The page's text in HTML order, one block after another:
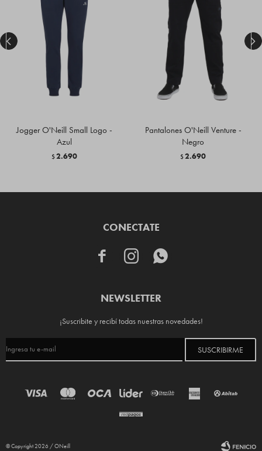
Jogger O'Neill Small Logo -
Azul
$2.690
Pantalones O'Neill Venture -
Negro
$2.690
 
CONECTATE
  
NEWSLETTER
¡Suscribite y recibí todas nuestras novedades!
SUSCRIBIRME
© Copyright 2026 / ONeill